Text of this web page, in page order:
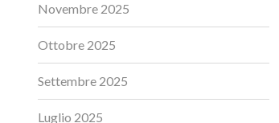
Novembre 2025
Ottobre 2025
Settembre 2025
Luglio 2025